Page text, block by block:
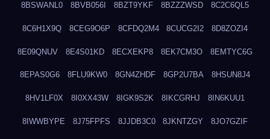
8BSWANL0 8BVB056I 8BZT9YKF 8BZZZWSD 8C2C6QL5
8C6H1X9Q 8CEG9O6P 8CFDQ2M4 8CUCG2I2 8D8ZOZI4
8E09QNUV 8E4S01KD 8ECXEKP8 8EK7CM3O 8EMTYC6G
8EPAS0G6 8FLU9KW0 8GN4ZHDF 8GP2U7BA 8HSUN8J4
8HV1LF0X 8I0XX43W 8IGK9S2K 8IKCGRHJ 8IN6KUU1
8IWWBYPE 8J75FPFS 8JJDB3C0 8JKNTZGY 8JO7GZIF